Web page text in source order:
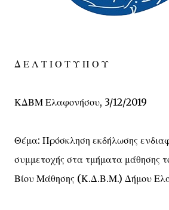
Δ Ε Λ Τ Ι Ο Τ Υ Π Ο Υ
ΚΔΒΜ Ελαφονήσου, 3/12/2019
Θέμα: Πρόσκληση εκδήλωσης
συμμετοχής στα τμήματα μάθησης
Βίου Μάθησης (Κ.Δ.Β.Μ.) Δήμου